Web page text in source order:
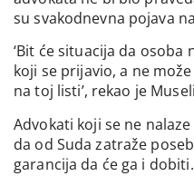
su svakodnevna pojava
‘Bit će situacija da osoba
koji se prijavio, a ne
na toj listi’, rekao je
Advokati koji se ne
da od Suda zatraže
garancija da će ga i dobiti.